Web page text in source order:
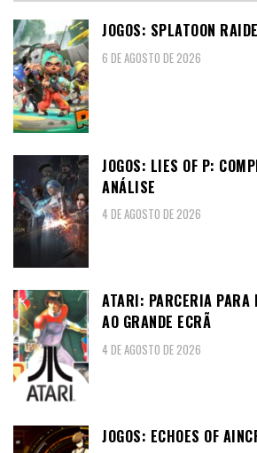
JOGOS: SPLATOON
6 DE AGOSTO DE 2026
JOGOS: LIES OF P:
ANÁLISE
4 DE AGOSTO DE 2026
ATARI: PARCERIA PARA
AO GRANDE ECRÃ
4 DE AGOSTO DE 2026
JOGOS: ECHOES OF